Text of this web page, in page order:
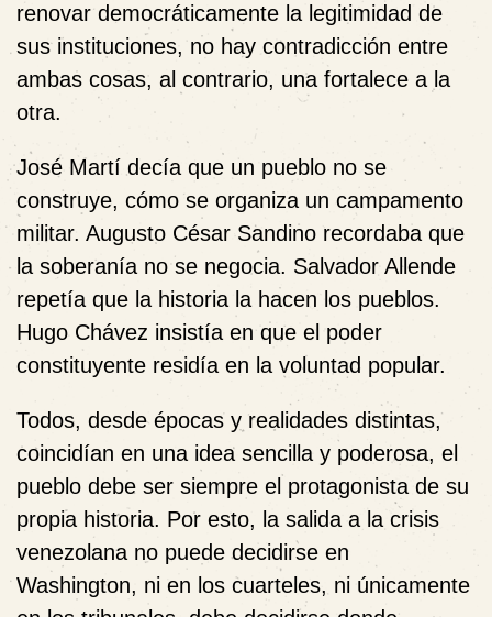
renovar democráticamente la legitimidad de
sus instituciones, no hay contradicción entre
ambas cosas, al contrario, una fortalece a la
otra.
José Martí decía que un pueblo no se
construye, cómo se organiza un campamento
militar. Augusto César Sandino recordaba que
la soberanía no se negocia. Salvador Allende
repetía que la historia la hacen los pueblos.
Hugo Chávez insistía en que el poder
constituyente residía en la voluntad popular.
Todos, desde épocas y realidades distintas,
coincidían en una idea sencilla y poderosa, el
pueblo debe ser siempre el protagonista de su
propia historia. Por esto, la salida a la crisis
venezolana no puede decidirse en
Washington, ni en los cuarteles, ni únicamente